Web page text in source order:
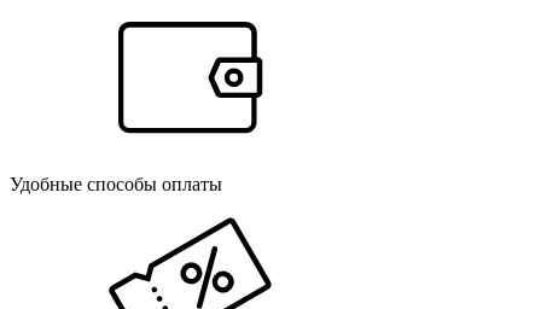
Удобные способы оплаты